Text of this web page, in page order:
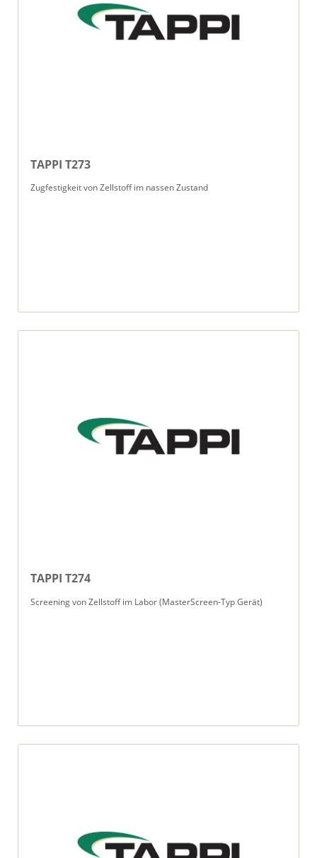
TAPPI T273
Zugfestigkeit von Zellstoff im nassen Zustand
TAPPI T274
Screening von Zellstoff im Labor (MasterScreen-Typ Gerät)